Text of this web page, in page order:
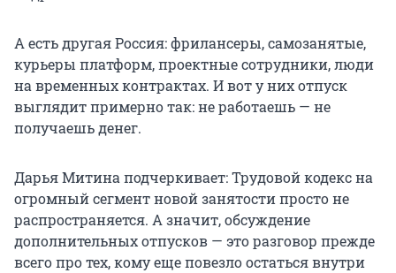
А есть другая Россия: фрилансеры, самозанятые,
курьеры платформ, проектные сотрудники, люди
на временных контрактах. И вот у них отпуск
выглядит примерно так: не работаешь — не
получаешь денег.
Дарья Митина подчеркивает: Трудовой кодекс на
огромный сегмент новой занятости просто не
распространяется. А значит, обсуждение
дополнительных отпусков — это разговор прежде
всего про тех, кому еще повезло остаться внутри